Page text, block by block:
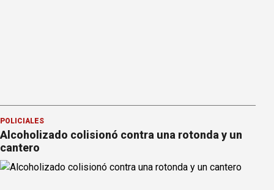
POLICIALES
Alcoholizado colisionó contra una rotonda y un
cantero